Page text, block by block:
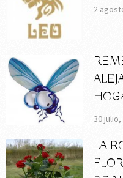
2
30 julio,
LA